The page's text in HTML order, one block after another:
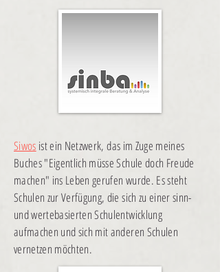
Siwos ist ein Netzwerk, das im Zuge meines
Buches "Eigentlich müsse Schule doch Freude
machen" ins Leben gerufen wurde. Es steht
Schulen zur Verfügung, die sich zu einer sinn-
und wertebasierten Schulentwicklung
aufmachen und sich mit anderen Schulen
vernetzen möchten.